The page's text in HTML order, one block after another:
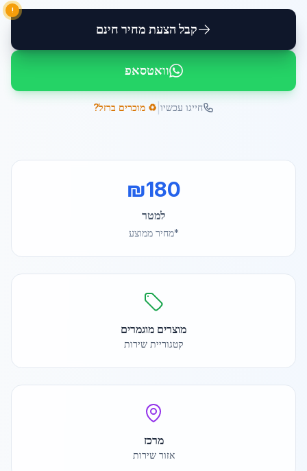
קבל הצעת מחיר חינם
!
וואטסאפ
חייגו עכשיו ♻️ מוכרים ברזל?
₪180
למטר
*מחיר ממוצע
מוצרים מוגמרים
קטגוריית שירות
מרכז
אזור שירות